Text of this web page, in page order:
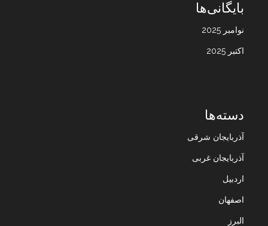
بایگانی‌ها
نوامبر 2025
اکتبر 2025
دسته‌ها
آذربایجان شرقی
آذربایجان غربی
اردبیل
اصفهان
البرز